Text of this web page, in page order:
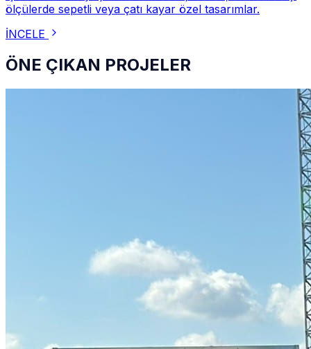
ölçülerde sepetli veya çatı kayar özel tasarımlar.
İNCELE
ÖNE ÇIKAN PROJELER